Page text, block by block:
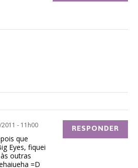
- 11h00
que
Eyes, fiquei
outras
=D
RESPONDER